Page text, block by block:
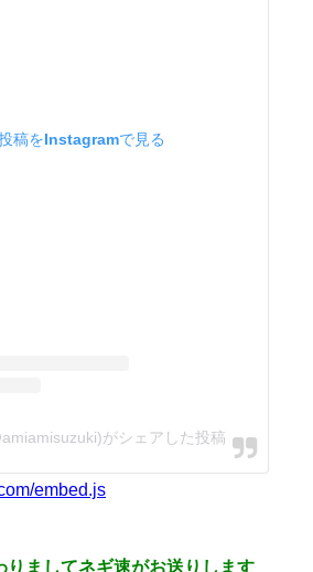
稿をInstagramで見る
がシェアした投稿
embed.js
りましてネギ速がお送りします